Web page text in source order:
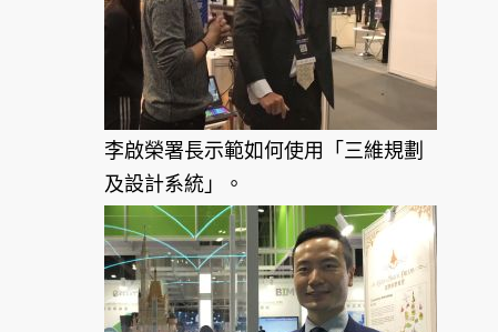
李啟榮署長示範如何使用「三維規劃
及設計系統」。